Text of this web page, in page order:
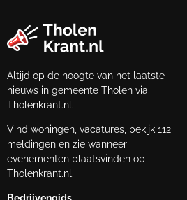
Altijd op de hoogte van het laatste
nieuws in gemeente Tholen via
Tholenkrant.nl.
Vind woningen, vacatures, bekijk 112
meldingen en zie wanneer
evenementen plaatsvinden op
Tholenkrant.nl.